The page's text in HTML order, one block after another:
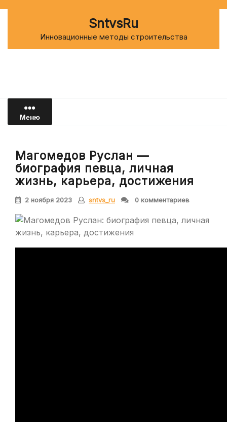
SntvsRu
Инновационные методы строительства
Меню
Магомедов Руслан —
биография певца, личная
жизнь, карьера, достижения
2 ноября 2023 sntvs_ru 0 комментариев